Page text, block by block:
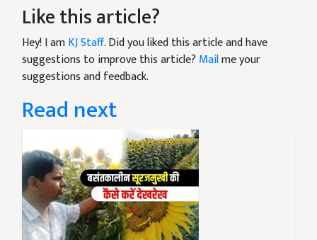
Like this article?
Hey! I amKJ Staff. Did you liked this article and have
suggestions to improve this article? Mailme your
suggestions and feedback.
Read next